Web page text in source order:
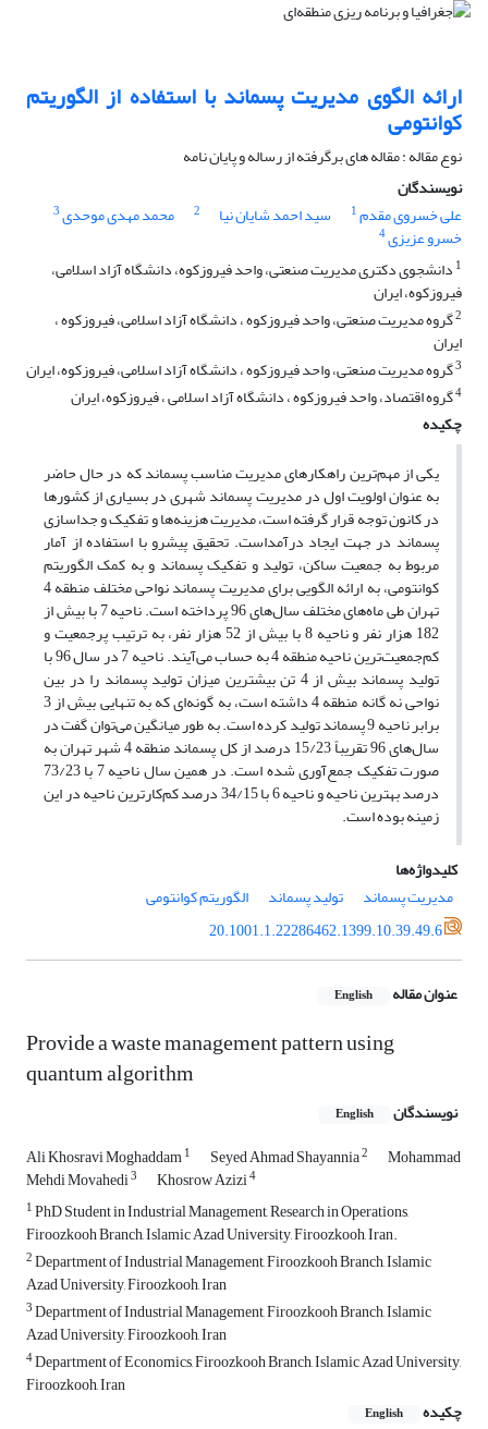
ارائه الگوی مدیریت پسماند با استفاده از الگوریتم
کوانتومی
نوع مقاله : مقاله های برگرفته از رساله و پایان نامه
نویسندگان
علی خسروی مقدم1 سید احمد شایان نیا 2 محمد مهدی موحدی3
خسرو عزیزی4
1 دانشجوی دکتری مدیریت صنعتی، واحد فیروزکوه، دانشگاه آزاد اسلامی،
فیروزکوه، ایران
2گروه مدیریت صنعتی، واحد فیروزکوه ، دانشگاه آزاد اسلامی، فیروزکوه ،
ایران
3گروه مدیریت صنعتی، واحد فیروزکوه ، دانشگاه آزاد اسلامی، فیروزکوه، ایران
4گروه اقتصاد، واحد فیروزکوه ، دانشگاه آزاد اسلامی ، فیروزکوه، ایران
چکیده
یکی از مهم‌ترین راهکارهای مدیریت مناسب پسماند که در حال حاضر
به عنوان اولویت اول در مدیریت پسماند شهری در بسیاری از کشورها
در کانون توجه قرار گرفته است، مدیریت هزینه‌ها و تفکیک و جداسازی
پسماند در جهت ایجاد درآمداست. تحقیق پیشرو با استفاده از آمار
مربوط به جمعیت ساکن، تولید و تفکیک پسماند و به کمک الگوریتم
کوانتومی، به ارائه الگویی برای مدیریت پسماند نواحی مختلف منطقه 4
تهران طی ماه‌های مختلف سال‌های 96 پرداخته است. ناحیه 7 با بیش از
182 هزار نفر و ناحیه 8 با بیش از 52 هزار نفر، به ترتیب پرجمعیت و
کم‌جمعیت‌ترین ناحیه منطقه 4 به حساب می‌آیند. ناحیه 7 در سال 96 با
تولید پسماند بیش از 4 تن بیشترین میزان تولید پسماند را در بین
نواحی نه گانه منطقه 4 داشته است، به گونه‌ای که به تنهایی بیش از 3
برابر ناحیه 9 پسماند تولید کرده است. به طور میانگین می‌توان گفت در
سال‌های 96 تقریباً 15/23 درصد از کل پسماند منطقه 4 شهر تهران به
صورت تفکیک جمع‌آوری شده است. در همین سال ناحیه 7 با 73/23
درصد بهترین ناحیه و ناحیه 6 با 34/15 درصد کم‌کارترین ناحیه در این
زمینه بوده است.
کلیدواژه‌ها
مدیریت پسماند
تولید پسماند
الگوریتم کوانتومی
20.1001.1.22286462.1399.10.39.49.6
عنوان مقاله English
Provide a waste management pattern using
quantum algorithm
نویسندگان English
Ali Khosravi Moghaddam1 Seyed Ahmad Shayannia2 Mohammad
Mehdi Movahedi3 Khosrow Azizi4
1PhD Student in Industrial Management, Research in Operations,
Firoozkooh Branch, Islamic Azad University, Firoozkooh, Iran.
2Department of Industrial Management, Firoozkooh Branch, Islamic
Azad University, Firoozkooh, Iran
3Department of Industrial Management, Firoozkooh Branch, Islamic
Azad University, Firoozkooh, Iran
4Department of Economics, Firoozkooh Branch, Islamic Azad University,
Firoozkooh, Iran
چکیده
English